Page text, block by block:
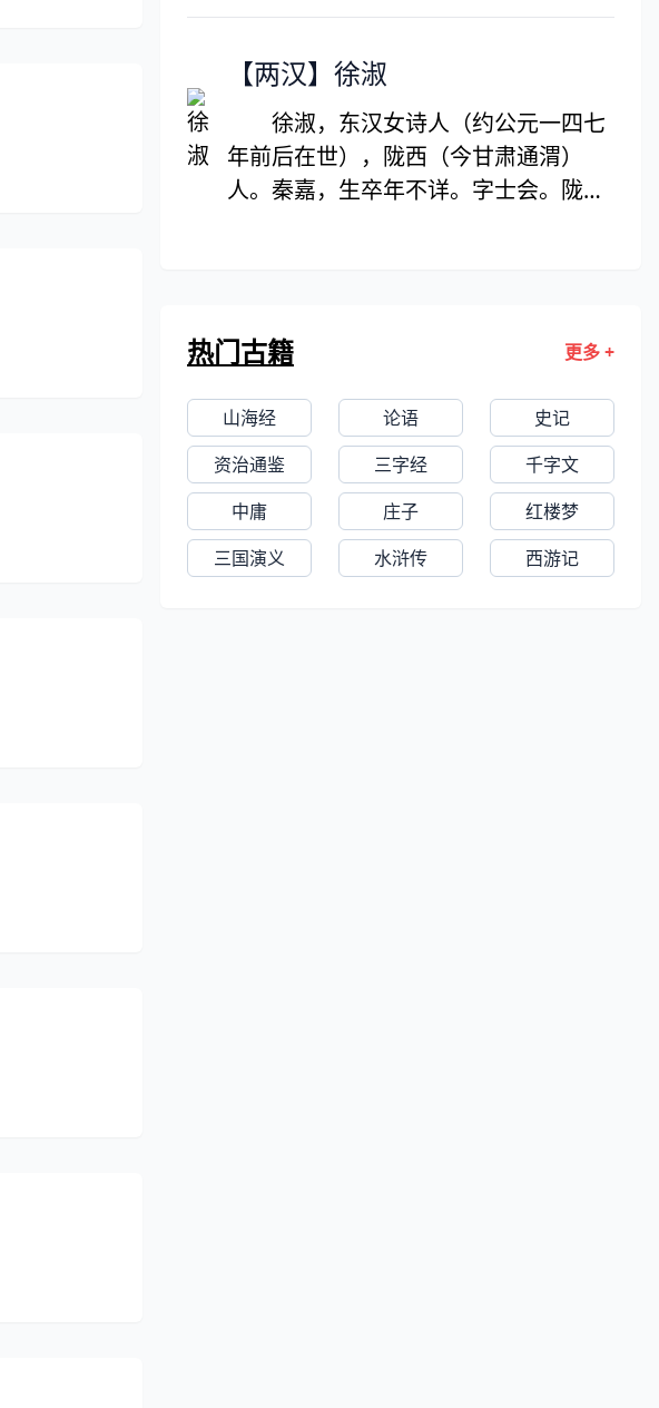
专事诗文、书画，是明代中期文德画“吴
称“明四家”。传世作品有《庐山高
图》、《秋林话旧图》、《沧州趣
图》。著有《石田集》、《客座新闻》
【两汉】徐淑
徐淑，东汉女诗人（约公元一四七
年前后在世），陇西（今甘肃通渭）
人。秦嘉，生卒年不详。字士会。陇西
作今存《答秦嘉诗》一首及答书二篇。
热门古籍 更多 +
山海经 论语
史记
资治通鉴
三字经
千字文
中庸
庄子
红楼梦
三国演义
水浒传 西游记